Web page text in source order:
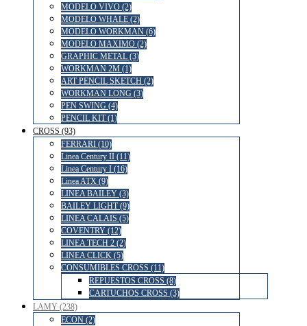
MODELO VIVO (2)
MODELO WHALE (2)
MODELO WORKMAN (6)
MODELO MAXIMO (2)
GRAPHIC METAL (3)
WORKMAN 2M (1)
ART PENCIL SKETCH (2)
WORKMAN LONG (3)
PEN SWING (4)
PENCIL KIT (1)
CROSS (93)
FERRARI (10)
Linea Century II (11)
Linea Century I (16)
Linea ATX (9)
LINEA BAILEY (3)
BAILEY LIGHT (9)
LINEA CALAIS (5)
COVENTRY (12)
LINEA TECH 2 (2)
LINEA CLICK (5)
CONSUMIBLES CROSS (11)
REPUESTOS CROSS (8)
CARTUCHOS CROSS (3)
LAMY (238)
ECON (2)